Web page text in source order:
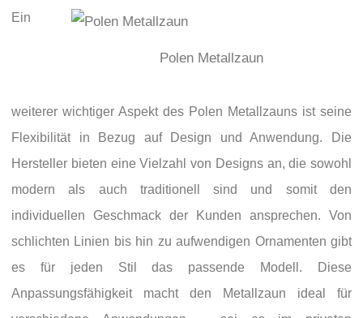
Polen Metallzaun
Ein
weiterer wichtiger Aspekt des Polen Metallzauns ist seine
Flexibilität in Bezug auf Design und Anwendung. Die
Hersteller bieten eine Vielzahl von Designs an, die sowohl
modern als auch traditionell sind und somit den
individuellen Geschmack der Kunden ansprechen. Von
schlichten Linien bis hin zu aufwendigen Ornamenten gibt
es für jeden Stil das passende Modell. Diese
Anpassungsfähigkeit macht den Metallzaun ideal für